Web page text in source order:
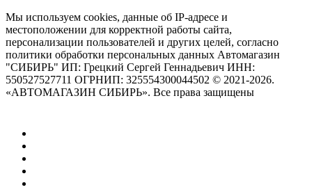
Мы используем cookies, данные об IP-адресе и
местоположении для корректной работы сайта,
персонализации пользователей и других целей, согласно
политики обработки персональных данных Автомагазин
"СИБИРЬ" ИП: Грецкий Сергей Геннадьевич ИНН:
550527527711 ОГРНИП: 325554300044502 © 2021-2026.
«АВТОМАГАЗИН СИБИРЬ». Все права защищены